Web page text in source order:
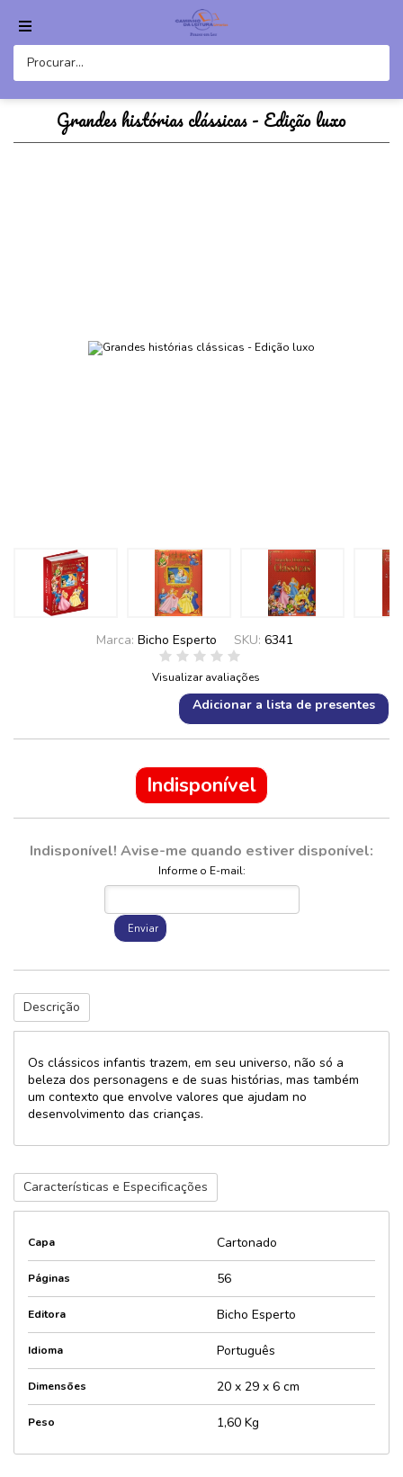
Grandes histórias clássicas - Edição luxo
Marca: Bicho Esperto SKU: 6341
Visualizar avaliações
Adicionar a lista de presentes
Indisponível
Indisponível! Avise-me quando estiver disponível:
Informe o E-mail:
Enviar
Descrição
Os clássicos infantis trazem, em seu universo, não só a
beleza dos personagens e de suas histórias, mas também
um contexto que envolve valores que ajudam no
desenvolvimento das crianças.
Características e Especificações
Capa Cartonado
Páginas 56
Editora Bicho Esperto
Idioma Português
Dimensões 20 x 29 x 6 cm
Peso 1,60 Kg